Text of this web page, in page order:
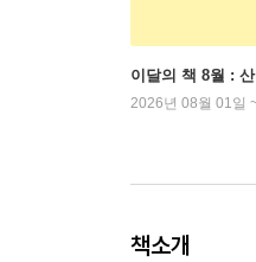
이달의 책 8월 :
2026년 08월 01일
책소개